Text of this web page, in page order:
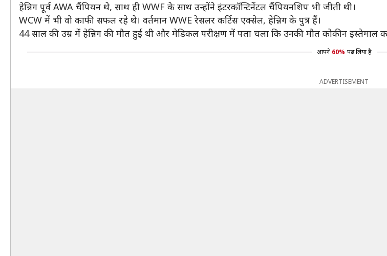
हेन्निग पूर्व AWA चैंपियन थे, साथ ही WWF के साथ उन्होंने इंटरकॉन्टिनेंटल चैंपियनशिप भी जीती थी।
WCW में भी वो काफी सफल रहे थे। वर्तमान WWE रेसलर कर्टिस एक्सेल, हेन्निग के पुत्र हैं।
44 साल की उम्र में हेन्निग की मौत हुई थी और मेडिकल परीक्षण में पता चला कि उनकी मौत कोकीन
आपने 60% पढ़ लिया है
ADVERTISEMENT